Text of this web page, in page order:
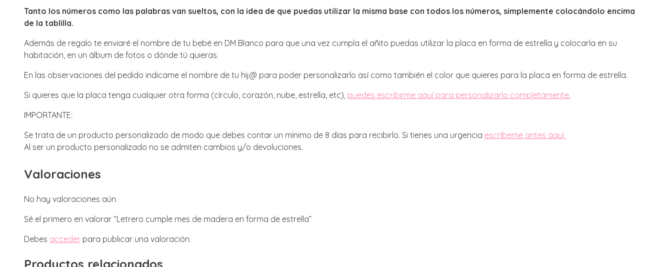
Tanto los números como las palabras van sueltos, con la idea de que puedas utilizar la misma base con todos los números, simplemente colocándolo encima
de la tablilla.
Además de regalo te enviaré el nombre de tu bebé en DM Blanco para que una vez cumpla el añito puedas utilizar la placa en forma de estrella y colocarla en su
habitación, en un álbum de fotos o dónde tú quieras.
En las observaciones del pedido indicame el nombre de tu hij@ para poder personalizarlo así como también el color que quieres para la placa en forma de estrella.
Si quieres que la placa tenga cualquier otra forma (círculo, corazón, nube, estrella, etc), puedes escribirme aquí para personalizarlo completamente.
IMPORTANTE:
Se trata de un producto personalizado de modo que debes contar un mínimo de 8 días para recibirlo. Si tienes una urgencia escríbeme antes aquí
Al ser un producto personalizado no se admiten cambios y/o devoluciones.
Valoraciones
No hay valoraciones aún.
Sé el primero en valorar “Letrero cumple mes de madera en forma de estrella”
Debes acceder para publicar una valoración.
Productos relacionados